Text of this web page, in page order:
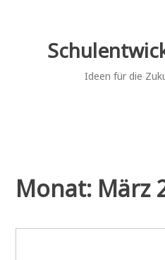
Ideen für die
Monat: März